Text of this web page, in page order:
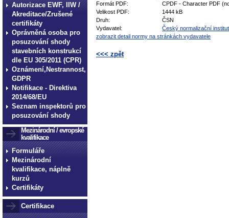
Autorizace EWF, IIW /
Akreditace/Zrušené
certifikáty
Oprávněná osoba pro
posuzování shody
stavebních konstrukcí
dle EU 305/2011 (CPR)
Oznámení,Nestrannost,
GDPR
Notifikace - Direktiva
2014/68/EU
Seznam inspektorů pro
posuzování shody
Mezinárodní / evropské
kvalifikace
Formuláře
Mezinárodní
kvalifikace, náplně
kurzů
Certifikáty
Certifikace
Formát PDF:
CPDF - Character PDF
Velikost PDF:
1444 kB
Druh:
ČSN
Vydavatel:
Český normalizační institut
zobrazit detail normy na stránkách vydavatele
<<< zpět